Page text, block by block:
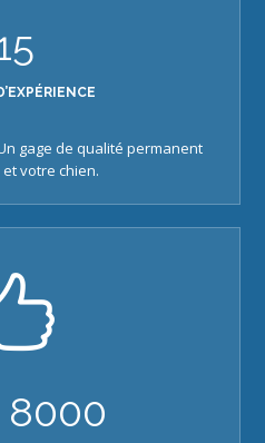
gage de qualité permanent
votre chien.
8000